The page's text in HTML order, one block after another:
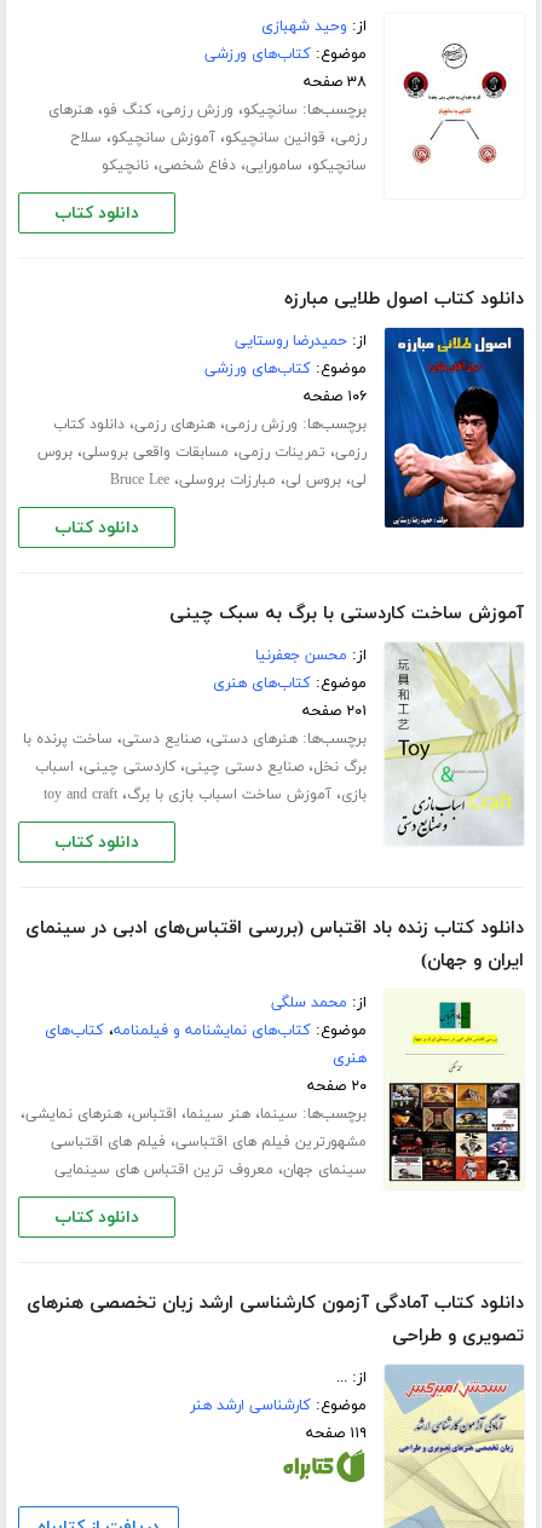
از: وحید شهبازی
موضوع:کتاب‌های ورزشی
۳۸ صفحه
برچسب‌ها: سانچیکو، ورزش رزمی،کنگ فو،هنرهای
رزمی، قوانین سانچیکو،آموزش سانچیکو، سلاح
سانچیکو، سامورایی،دفاع شخصی،نانچیکو
دانلود کتاب
دانلود کتاب اصول طلایی مبارزه
از:حمیدرضا روستایی
موضوع:کتاب‌های ورزشی
۱۰۶ صفحه
برچسب‌ها: ورزش رزمی،هنرهای رزمی،دانلود کتاب
رزمی، تمرینات رزمی، مسابقات واقعی بروسلی،بروس
لی،بروس لی، مبارزات بروسلی،Bruce Lee
دانلود کتاب
آموزش ساخت کاردستی با برگ به سبک چینی
از: محسن جعفرنیا
موضوع:کتاب‌های هنری
۲۰۱ صفحه
برچسب‌ها:هنرهای دستی،صنایع دستی، ساخت پرنده با
برگ نخل،صنایع دستی چینی،کاردستی چینی، اسباب
بازی،آموزش ساخت اسباب بازی با برگ،toy and craft
دانلود کتاب
دانلود کتاب زنده باد اقتباس (بررسی اقتباس‌های ادبی در سینمای
ایران و جهان)
از: محمد سلگی
موضوع:کتاب‌های نمایشنامه و فیلمنامه،کتاب‌های
هنری
۲۰ صفحه
برچسب‌ها: سینما،هنر سینما، اقتباس،هنرهای نمایشی،
مشهورترین فیلم های اقتباسی، فیلم های اقتباسی
سینمای جهان، معروف ترین اقتباس های سینمایی
دانلود کتاب
دانلود کتاب آمادگی آزمون کارشناسی ارشد زبان تخصصی هنرهای
تصویری و طراحی
از: ...
موضوع:کارشناسی ارشد هنر
۱۱۹ صفحه